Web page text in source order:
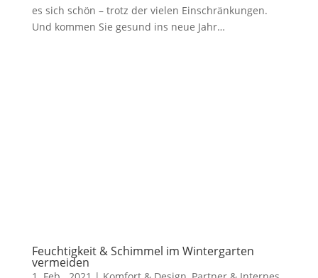
es sich schön – trotz der vielen Einschränkungen.
Und kommen Sie gesund ins neue Jahr…
Feuchtigkeit & Schimmel im Wintergarten
vermeiden